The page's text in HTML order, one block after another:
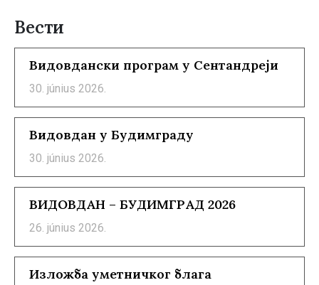
Вести
Видовдански програм у Сентандреји
30. június 2026.
Видовдан у Будимграду
30. június 2026.
ВИДОВДАН – БУДИМГРАД 2026
26. június 2026.
Изложба уметничког блага